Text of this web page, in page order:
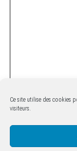
Ce site utilise des cookies
visiteurs.